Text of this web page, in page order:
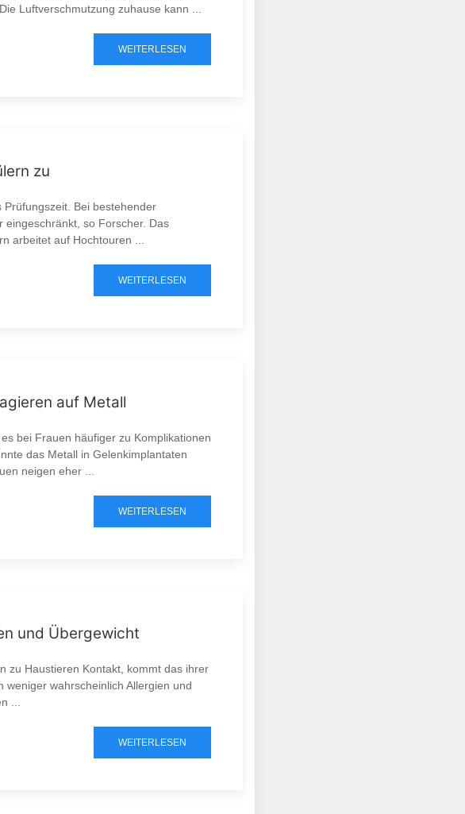
Luftverschmutzung zuhause kann ...
WEITERLESEN
zu
Bei bestehender
eingeschränkt, so Forscher. Das
arbeitet auf Hochtouren ...
WEITERLESEN
auf Metall
bei Frauen häufiger zu Komplikationen
das Metall in Gelenkimplantaten
neigen eher ...
WEITERLESEN
und Übergewicht
zu Haustieren Kontakt, kommt das ihrer
weniger wahrscheinlich Allergien und
...
WEITERLESEN